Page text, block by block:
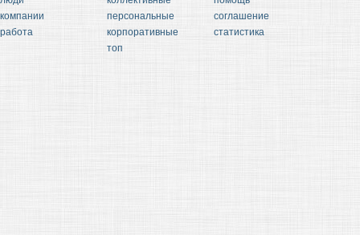
компании
работа
персональные
корпоративные
топ
соглашение
статистика